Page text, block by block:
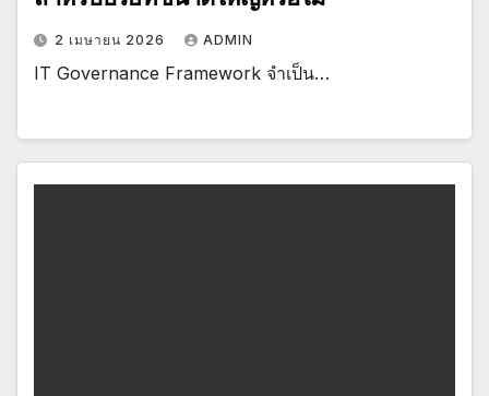
2 เมษายน 2026 ADMIN
IT Governance Framework จำเป็น…